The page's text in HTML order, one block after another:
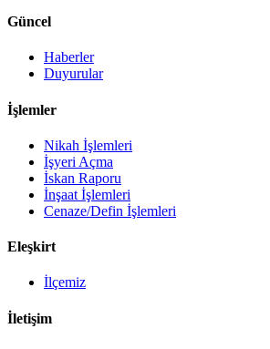
Güncel
Haberler
Duyurular
İşlemler
Nikah İşlemleri
İşyeri Açma
İskan Raporu
İnşaat İşlemleri
Cenaze/Defin İşlemleri
Eleşkirt
İlçemiz
İletişim